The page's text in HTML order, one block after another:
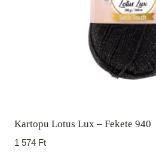
Kartopu Lotus Lux – Fekete 940
1 574 Ft